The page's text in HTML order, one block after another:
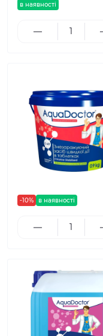
в наявності
-10% в наявності